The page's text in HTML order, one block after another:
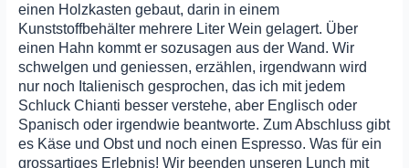
einen Holzkasten gebaut, darin in einem
Kunststoffbehälter mehrere Liter Wein gelagert. Über
einen Hahn kommt er sozusagen aus der Wand. Wir
schwelgen und geniessen, erzählen, irgendwann wird
nur noch Italienisch gesprochen, das ich mit jedem
Schluck Chianti besser verstehe, aber Englisch oder
Spanisch oder irgendwie beantworte. Zum Abschluss gibt
es Käse und Obst und noch einen Espresso. Was für ein
grossartiges Erlebnis! Wir beenden unseren Lunch mit